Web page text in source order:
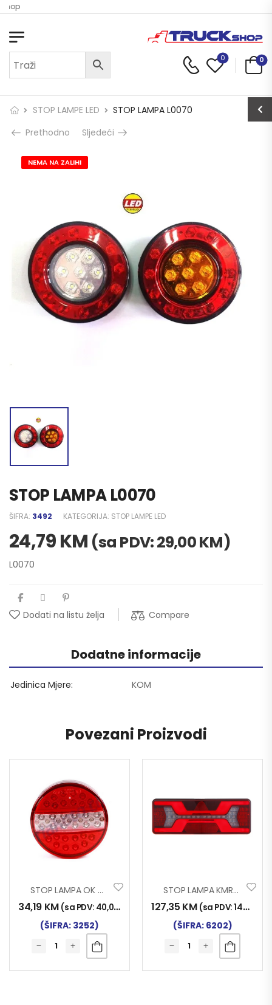
0 0
STOP LAMPE LED
STOP LAMPA L0070
Prethodno
Sljedeći
NEMA NA ZALIHI
STOP LAMPA L0070
ŠIFRA: 3492 KATEGORIJA: STOP LAMPE LED
24,79KM (sa PDV:29,00KM)
L0070
Dodati na listu želja Compare
Dodatne informacije
Jedinica Mjere KOM
Povezani Proizvodi
STOP LAMPA OK MAN 4F LED
34,19 KM (sa PDV: 40,00
(ŠIFRA: 3252)
STOP LAMPA KMR7 140 LED PRIK. DESNA
127,35 KM (sa PDV:149,00
(ŠIFRA: 6202)